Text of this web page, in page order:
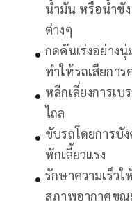
น้ำมัน หรือน้ำขัง
ต่างๆ
กดคันเร่งอย่าง
ทำให้รถเสียกา
หลีกเลี่ยงการเ
ไถล
ขับรถโดยการบั
หักเลี้ยวแรง
รักษาความเร็ว
สภาพอากาศข